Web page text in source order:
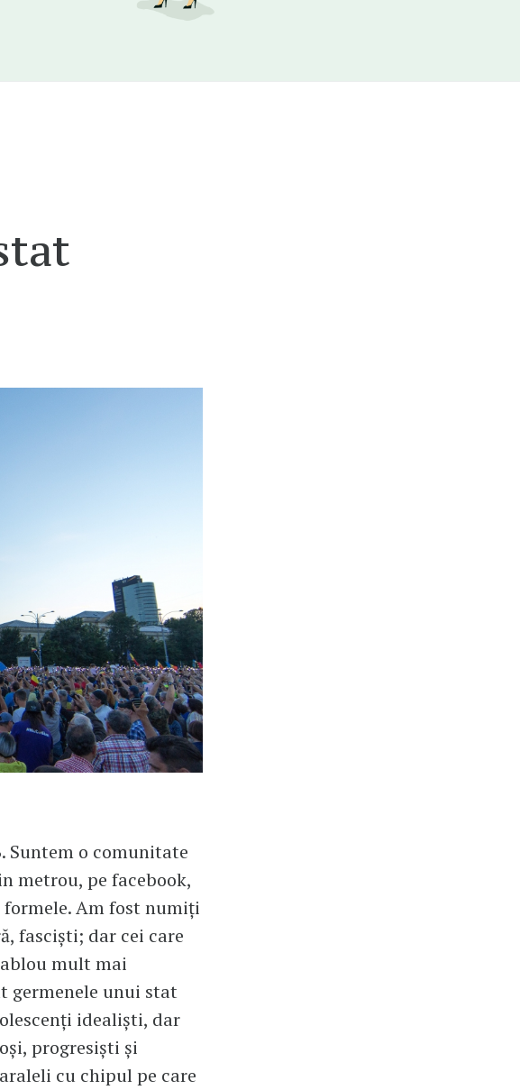
Suntem o comunitate
metrou, pe facebook,
Am fost numiți
fasciști; dar cei care
mult mai
germenele unui stat
idealiști, dar
progresiști și
cu chipul pe care